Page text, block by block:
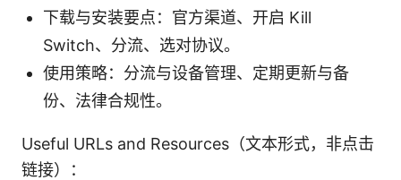
下载与安装要点：官方渠道、开启 Kill
Switch、分流、选对协议。
使用策略：分流与设备管理、定期更新与备
份、法律合规性。
Useful URLs and Resources（文本形式，非点击
链接）：